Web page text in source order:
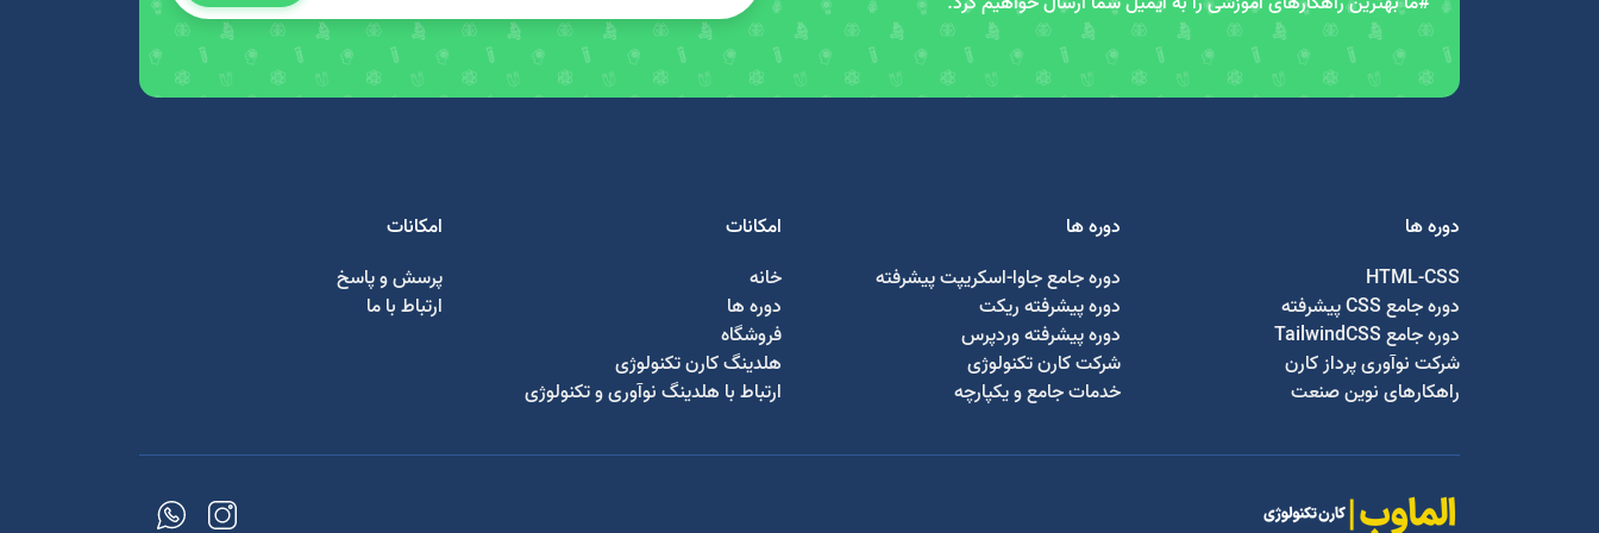
دوره ها
HTML-CSS
دوره جامع CSS پیشرفته
دوره جامع TailwindCSS
شرکت نوآوری پرداز کارن
راهکارهای نوین صنعت
دوره ها
دوره جامع جاوا-اسکریپت پیشرفته
دوره پیشرفته ریکت
دوره پیشرفته وردپرس
شرکت کارن تکنولوژی
خدمات جامع و یکپارچه
امکانات
خانه
دوره ها
فروشگاه
هلدینگ کارن تکنولوژی
ارتباط با هلدینگ نوآوری و تکنولوژی
امکانات
پرسش و پاسخ
ارتباط با ما